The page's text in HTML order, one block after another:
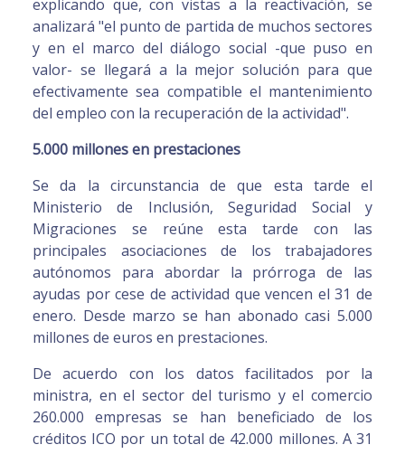
explicando que, con vistas a la reactivación, se
analizará "el punto de partida de muchos sectores
y en el marco del diálogo social -que puso en
valor- se llegará a la mejor solución para que
efectivamente sea compatible el mantenimiento
del empleo con la recuperación de la actividad".
5.000 millones en prestaciones
Se da la circunstancia de que esta tarde el
Ministerio de Inclusión, Seguridad Social y
Migraciones se reúne esta tarde con las
principales asociaciones de los trabajadores
autónomos para abordar la prórroga de las
ayudas por cese de actividad que vencen el 31 de
enero. Desde marzo se han abonado casi 5.000
millones de euros en prestaciones.
De acuerdo con los datos facilitados por la
ministra, en el sector del turismo y el comercio
260.000 empresas se han beneficiado de los
créditos ICO por un total de 42.000 millones. A 31